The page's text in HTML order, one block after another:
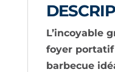
L’incoyable
foyer
barbecue